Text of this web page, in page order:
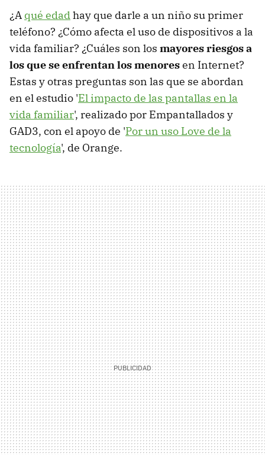
¿A qué edadhay que darle a un niño su primer
teléfono? ¿Cómo afecta el uso de dispositivos a la
vida familiar? ¿Cuáles son los mayores riesgos a
los que se enfrentan los menoresen Internet?
Estas y otras preguntas son las que se abordan
en el estudio 'El impacto de las pantallas en la
vida familiar', realizado por Empantallados y
GAD3, con el apoyo de 'Por un uso Love de la
tecnología', de Orange.